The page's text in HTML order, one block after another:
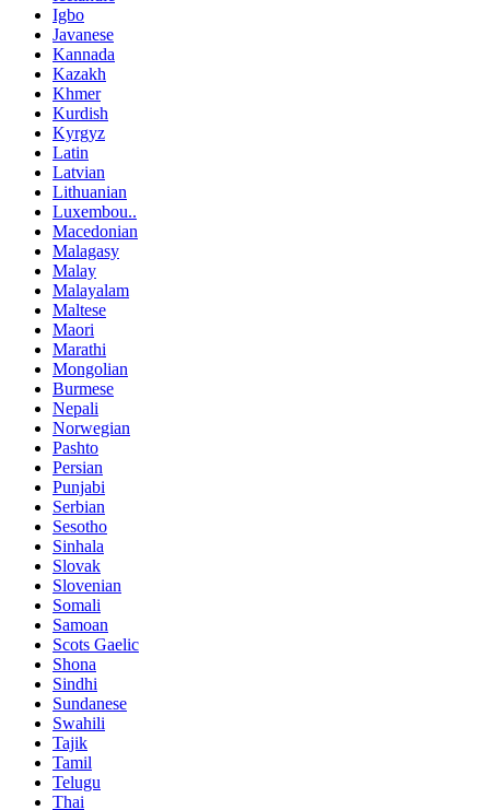
Igbo
Javanese
Kannada
Kazakh
Khmer
Kurdish
Kyrgyz
Latin
Latvian
Lithuanian
Luxembou..
Macedonian
Malagasy
Malay
Malayalam
Maltese
Maori
Marathi
Mongolian
Burmese
Nepali
Norwegian
Pashto
Persian
Punjabi
Serbian
Sesotho
Sinhala
Slovak
Slovenian
Somali
Samoan
Scots Gaelic
Shona
Sindhi
Sundanese
Swahili
Tajik
Tamil
Telugu
Thai